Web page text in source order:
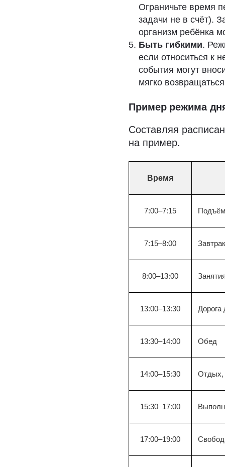
Ограничьте время
задачи не в счёт).
организм ребёнка
Быть гибкими.
если относиться к
события могут
мягко
Пример режима
Составляя
на пример.
Время
7:00–7:15
7:15–8:00
8:00–13:00
13:00–13:30 Дорога
13:30–14:00 Обед
14:00–15:30 Отдых,
15:30–17:00
17:00–19:00